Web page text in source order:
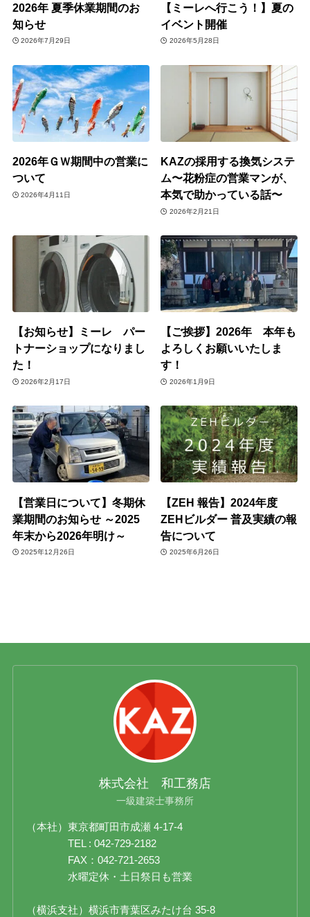
2026年 夏季休業期間のお
知らせ
2026年7月29日
【ミーレへ行こう！】夏の
イベント開催
2026年5月28日
2026年ＧＷ期間中の営業に
ついて
2026年4月11日
KAZの採用する換気システ
ム〜花粉症の営業マンが、
本気で助かっている話〜
2026年2月21日
【お知らせ】ミーレ パー
トナーショップになりまし
た！
2026年2月17日
【ご挨拶】2026年 本年も
よろしくお願いいたしま
す！
2026年1月9日
【営業日について】冬期休
業期間のお知らせ ～2025
年末から2026年明け～
2025年12月26日
【ZEH 報告】2024年度
ZEHビルダー 普及実績の報
告について
2025年6月26日
株式会社 和工務店
一級建築士事務所
（本社）東京都町田市成瀬 4-17-4
TEL : 042-729-2182
FAX：042-721-2653
水曜定休・土日祭日も営業
（横浜支社）横浜市青葉区みたけ台 35-8